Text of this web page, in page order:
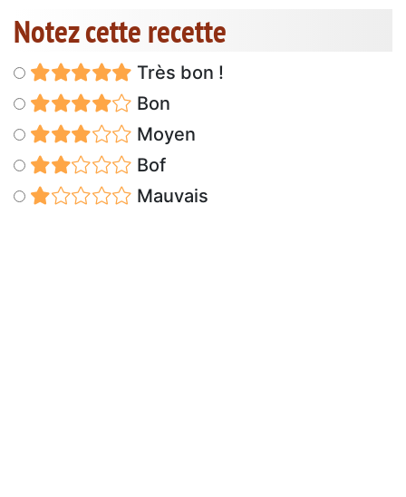
Notez cette recette
Très bon !
Bon
Moyen
Bof
Mauvais